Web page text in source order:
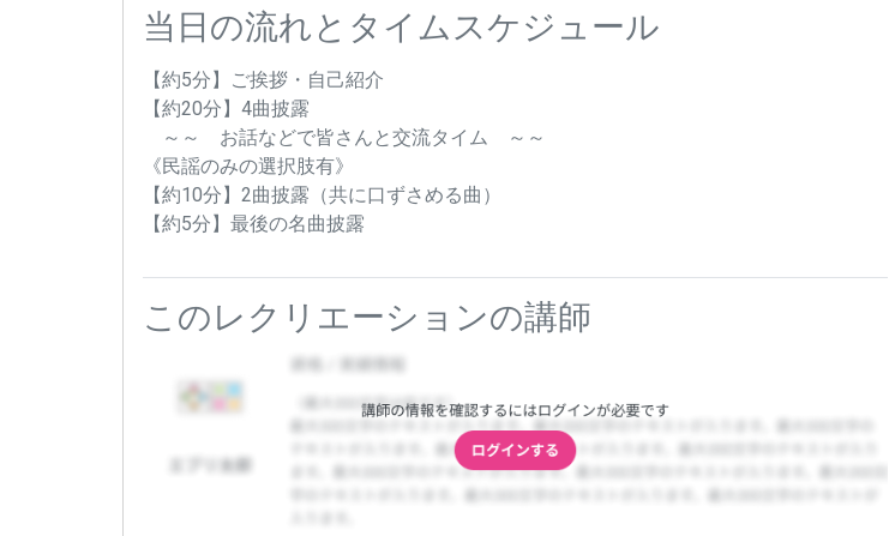
当日の流れとタイムスケジュール
【約5分】ご挨拶・自己紹介
【約20分】4曲披露
～～ お話などで皆さんと交流タイム ～～
《民謡のみの選択肢有》
【約10分】2曲披露（共に口ずさめる曲）
【約5分】最後の名曲披露
このレクリエーションの講師